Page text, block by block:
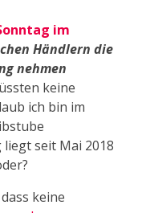
im
Händlern die
nehmen
keine
ich bin im
seit Mai 2018
keine